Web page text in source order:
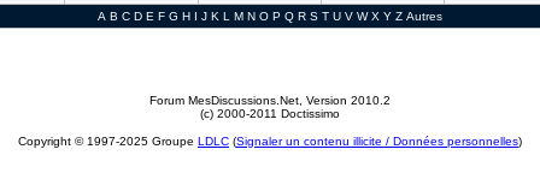
A B C D E F G H I J K L M N O P Q R S T U V W X Y Z Autres
Forum MesDiscussions.Net , Version 2010.2
(c) 2000-2011 Doctissimo
Copyright © 1997-2025 Groupe LDLC (Signaler un contenu illicite / Données personnelles)